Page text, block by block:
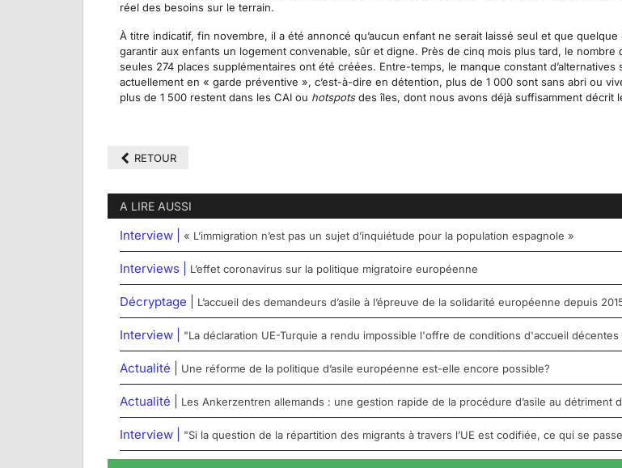
réel des besoins sur le terrain.
À titre indicatif, fin novembre, il a été annoncé qu’aucun enfant ne serait laissé seul et que
garantir aux enfants un logement convenable, sûr et digne. Près de cinq mois plus tard, le nombre
seules 274 places supplémentaires ont été créées. Entre-temps, le manque constant
actuellement en « garde préventive », c’est-à-dire en détention, plus de 1 000 sont sans abri ou
plus de 1 500 restent dans les CAI ou hotspotsdes îles, dont nous avons déjà suffisamment décrit
RETOUR
A LIRE AUSSI
Interview | « L’immigration n’est pas un sujet d’inquiétude pour la population espagnole »
Interviews | L’effet coronavirus sur la politique migratoire européenne
Décryptage | L’accueil des demandeurs d’asile à l’épreuve de la solidarité européenne depuis
Interview | "La déclaration UE-Turquie a rendu impossible l'offre de conditions d'accueil
Actualité | Une réforme de la politique d’asile européenne est-elle encore possible?
Actualité | Les Ankerzentren allemands : une gestion rapide de la procédure d’asile au détriment
Interview | "Si la question de la répartition des migrants à travers l’UE est codifiée, ce qui se